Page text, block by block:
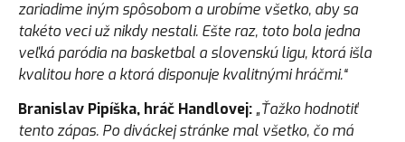
zariadime iným spôsobom a urobíme všetko, aby sa
takéto veci už nikdy nestali. Ešte raz, toto bola jedna
veľká paródia na basketbal a slovenskú ligu, ktorá išla
kvalitou hore a ktorá disponuje kvalitnými hráčmi.“
Branislav Pipíška, hráč Handlovej: „Ťažko hodnotiť
tento zápas. Po diváckej stránke mal všetko, čo má